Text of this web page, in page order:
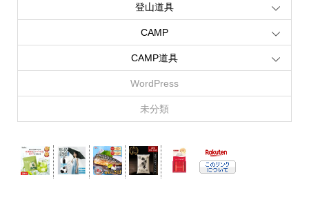
登山道具
CAMP
CAMP道具
WordPress
未分類